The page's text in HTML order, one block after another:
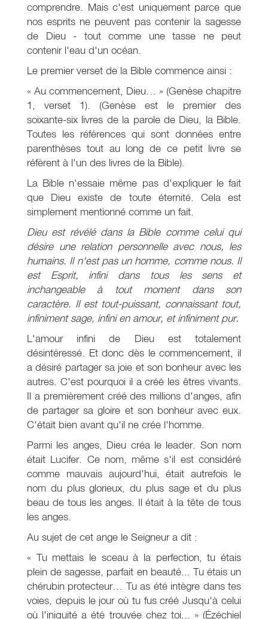
comprendre. Mais c'est uniquement parce que
nos esprits ne peuvent pas contenir la sagesse
de Dieu - tout comme une tasse ne peut
contenir l'eau d'un océan.
Le premier verset de la Bible commence ainsi :
« Au commencement, Dieu… » (Genèse chapitre
1, verset 1). (Genèse est le premier des
soixante-six livres de la parole de Dieu, la Bible.
Toutes les références qui sont données entre
parenthèses tout au long de ce petit livre se
réfèrent à l'un des livres de la Bible).
La Bible n'essaie même pas d'expliquer le fait
que Dieu existe de toute éternité. Cela est
simplement mentionné comme un fait.
Dieu est révélé dans la Bible comme celui qui
désire une relation personnelle avec nous, les
humains. Il n'est pas un homme, comme nous. Il
est Esprit, infini dans tous les sens et
inchangeable à tout moment dans son
caractère. Il est tout-puissant, connaissant tout,
infiniment sage, infini en amour, et infiniment pur.
L'amour infini de Dieu est totalement
désintéressé. Et donc dès le commencement, il
a désiré partager sa joie et son bonheur avec les
autres. C'est pourquoi il a créé les êtres vivants.
Il a premièrement créé des millions d'anges, afin
de partager sa gloire et son bonheur avec eux.
C'était bien avant qu'il ne crée l'homme.
Parmi les anges, Dieu créa le leader. Son nom
était Lucifer. Ce nom, même s'il est considéré
comme mauvais aujourd'hui, était autrefois le
nom du plus glorieux, du plus sage et du plus
beau de tous les anges. Il était à la tête de tous
les anges.
Au sujet de cet ange le Seigneur a dit :
« Tu mettais le sceau à la perfection, tu étais
plein de sagesse, parfait en beauté... Tu étais un
chérubin protecteur… Tu as été intègre dans tes
voies, depuis le jour où tu fus créé Jusqu'à celui
où l'iniquité a été trouvée chez toi... » (Ézéchiel